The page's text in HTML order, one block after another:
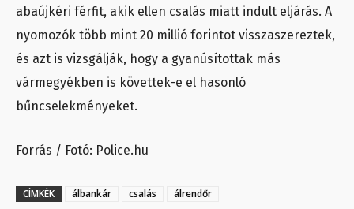
abaújkéri férfit, akik ellen csalás miatt indult eljárás. A
nyomozók több mint 20 millió forintot visszaszereztek,
és azt is vizsgálják, hogy a gyanúsítottak más
vármegyékben is követtek-e el hasonló
bűncselekményeket.
Forrás / Fotó: Police.hu
CÍMKÉK álbankár csalás álrendőr